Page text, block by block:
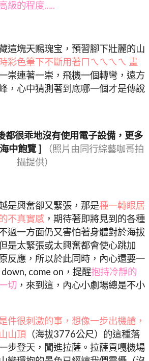
級的程度…..
這塊天赐瑰宝，預習腳下壯麗的山
彩色筆下不斷用著ㄇㄟㄟㄟㄟ 畫
崇連著一崇，飛機一個轉彎，遠方
，心中猜測著到底哪一個才是傳說
都很乖地沒有使用電子設備，更多
中飽覽 ]
（照片由同行綜藝咖哥拍
攝提供）
是興奮卻又緊張，那是種一轉眼居
不真實感 ，期待著即將見到的各種
過一方面仍又害怕著身體對於海拔
是太緊張或太興奮都會使心跳加
反應，所以於此同時，內心還要一
come on，提醒抱持冷靜的
切 ，來到這，內心小劇場總是不小
件很刺激的事，想像一步出機艙，
山頂 （海拔3776公尺）的這種落
步登天，闖進拉薩。拉薩貢嘎機場